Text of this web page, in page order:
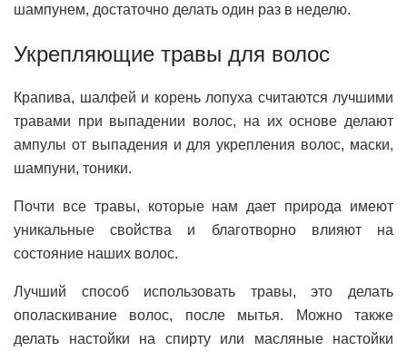
шампунем, достаточно делать один раз в неделю.
Укрепляющие травы для волос
Крапива, шалфей и корень лопуха считаются лучшими
травами при выпадении волос, на их основе делают
ампулы от выпадения и для укрепления волос, маски,
шампуни, тоники.
Почти все травы, которые нам дает природа имеют
уникальные свойства и благотворно влияют на
состояние наших волос.
Лучший способ использовать травы, это делать
ополаскивание волос, после мытья. Можно также
делать настойки на спирту или масляные настойки